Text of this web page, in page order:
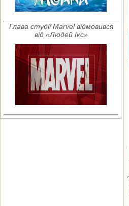
Глава студії Marvel відмовився
від «Людей Ікс»